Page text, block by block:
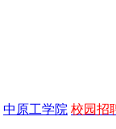
中原工学院 校园招